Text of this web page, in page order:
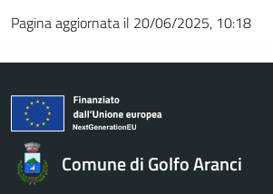
Pagina aggiornata il 20/06/2025, 10:18
Comune di Golfo Aranci